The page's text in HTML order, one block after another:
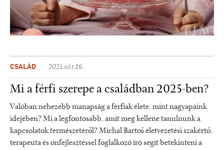
CSALÁD 2025.okt.16.
Mi a férfi szerepe a családban 2025-ben?
Valóban nehezebb manapság a férfiak élete, mint nagyapáink
idejében? Mi a legfontosabb, amit meg kellene tanulnunk a
kapcsolatok természetéről? Michal Bartoš életvezetési szakértő,
terapeuta és önfejlesztéssel foglalkozó író segít betekinteni a